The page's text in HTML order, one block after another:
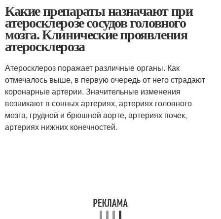
Какие препараты назначают при
атеросклерозе сосудов головного
мозга. Клинические проявления
атеросклероза
Атеросклероз поражает различные органы. Как
отмечалось выше, в первую очередь от него страдают
коронарные артерии. Значительные изменения
возникают в сонных артериях, артериях головного
мозга, грудной и брюшной аорте, артериях почек,
артериях нижних конечностей.